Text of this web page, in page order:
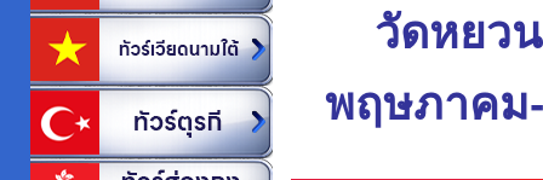
วัดหยว
พฤษภาคม-